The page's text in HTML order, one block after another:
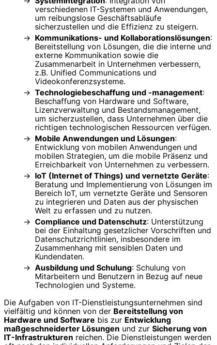
verschiedenen IT-Systemen und Anwendungen,
um reibungslose Geschäftsabläufe
sicherzustellen und die Effizienz zu steigern.
Kommunikations- und Kollaborationslösungen:
Bereitstellung von Lösungen, die die interne und
externe Kommunikation sowie die
Zusammenarbeit in Unternehmen verbessern,
z.B. Unified Communications und
Videokonferenzsysteme.
Technologiebeschaffung und -management:
Beschaffung von Hardware und Software,
Lizenzverwaltung und Bestandsmanagement,
um sicherzustellen, dass Unternehmen über die
richtigen technologischen Ressourcen verfügen.
Mobile Anwendungen und Lösungen:
Entwicklung von mobilen Anwendungen und
mobilen Strategien, um die mobile Präsenz und
Erreichbarkeit von Unternehmen zu verbessern.
IoT (Internet of Things) und vernetzte Geräte:
Beratung und Implementierung von Lösungen im
Bereich IoT, um vernetzte Geräte und Sensoren
zu integrieren und Daten aus der physischen
Welt zu erfassen und zu nutzen.
Compliance und Datenschutz: Unterstützung
bei der Einhaltung gesetzlicher Vorschriften und
Datenschutzrichtlinien, insbesondere im
Zusammenhang mit sensiblen Daten und
Kundendaten.
Ausbildung und Schulung: Schulung von
Mitarbeitern und Benutzern in Bezug auf neue
Technologien und Systeme.
Die Aufgaben von IT-Dienstleistungsunternehmen sind
vielfältig und können von der Bereitstellung von
Hardware und Software bis zur Entwicklung
maßgeschneiderter Lösungen und zur Sicherung von
IT-Infrastrukturen reichen. Die Dienstleistungen werden